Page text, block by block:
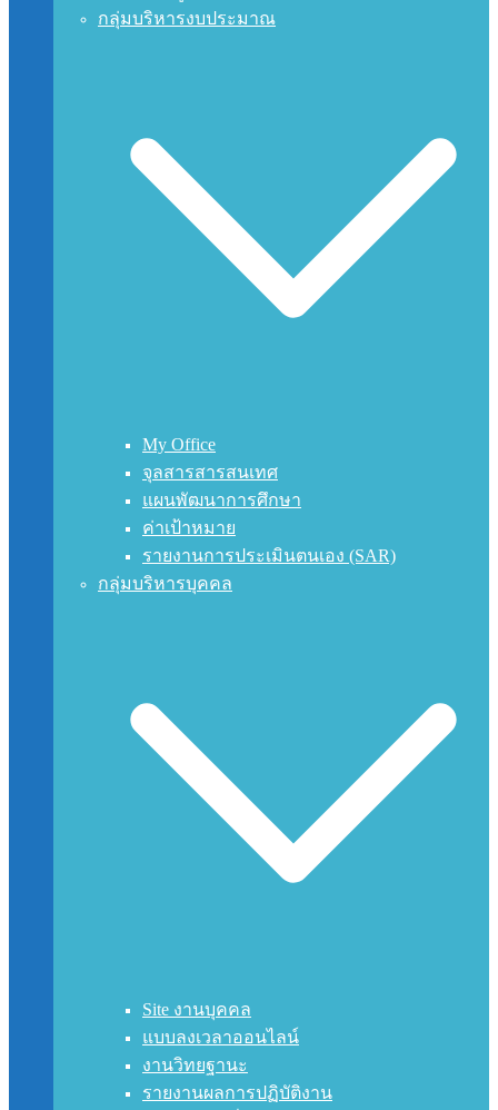
กลุ่มบริหารงบประมาณ
My Office
จุลสารสารสนเทศ
แผนพัฒนาการศึกษา
ค่าเป้าหมาย
รายงานการประเมินตนเอง (SAR)
กลุ่มบริหารบุคคล
Site งานบุคคล
แบบลงเวลาออนไลน์
งานวิทยฐานะ
รายงานผลการปฏิบัติงาน